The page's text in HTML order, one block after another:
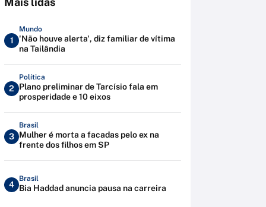
1
Mundo
'Não houve alerta', diz familiar de vítima
na Tailândia
2
Política
Plano preliminar de Tarcísio fala em
prosperidade e 10 eixos
3
Brasil
Mulher é morta a facadas pelo ex na
frente dos filhos em SP
4
Brasil
Bia Haddad anuncia pausa na carreira